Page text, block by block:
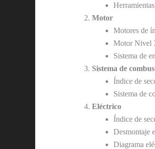
Motor
Motores de
Motor Nivel
Sistema de
Sistema de
Índice de
Sistema de
Eléctrico
Índice de
Desmontaje
Diagrama